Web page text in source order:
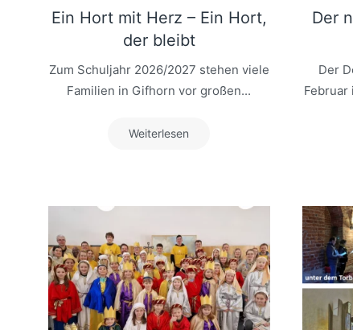
Ein Hort mit Herz – Ein Hort,
der bleibt
Zum Schuljahr 2026/2027 stehen viele
Familien in Gifhorn vor großen...
Weiterlesen
Der
Der
Februar